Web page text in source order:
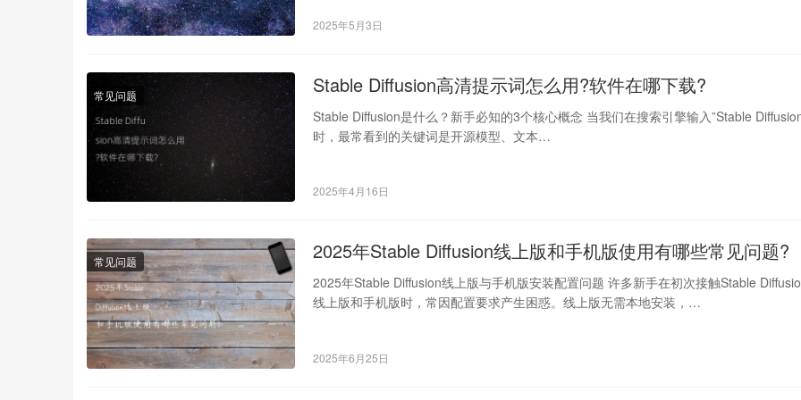
2025年5月3日
常见问题 Stable Diffusion高清提示词怎么用?软件在哪下载?
Stable Diffusion是什么？新手必知的3个核心概念 当我们在搜索引擎输入”Stable
时，最常看到的关键词是开源模型、文本…
2025年4月16日
常见问题 2025年Stable Diffusion线上版和手机版使用有哪些常见问题?
2025年Stable Diffusion线上版与手机版安装配置问题 许多新手在初次接触Stable
线上版和手机版时，常因配置要求产生困惑。线上版无需本地安装，…
2025年6月25日